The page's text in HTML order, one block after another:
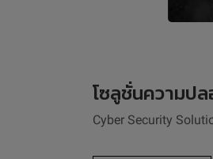
โซลูชั่นความป
Cyber Security